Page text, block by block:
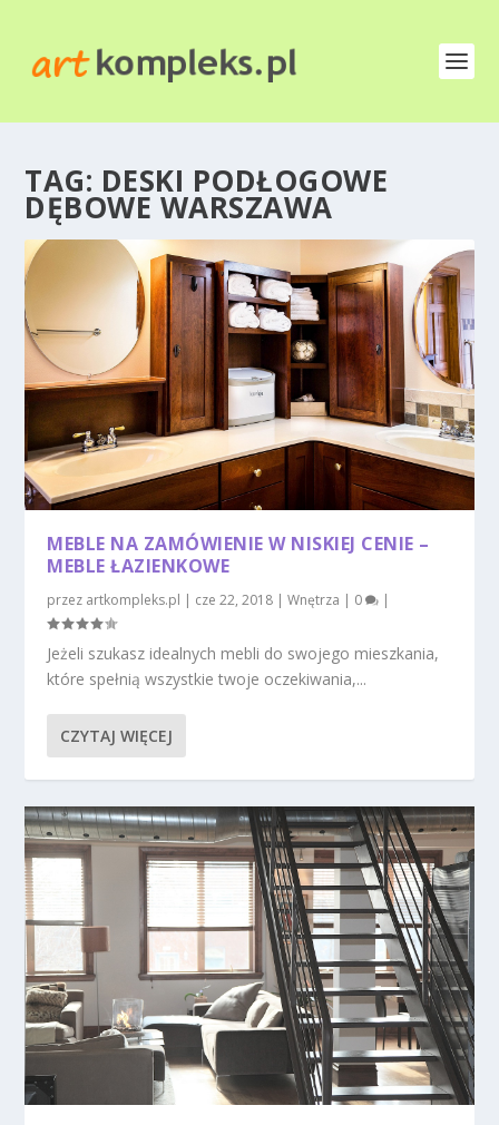
TAG: DESKI PODŁOGOWE
DĘBOWE WARSZAWA
MEBLE NA ZAMÓWIENIE W NISKIEJ CENIE –
MEBLE ŁAZIENKOWE
przez artkompleks.pl | cze 22, 2018 |Wnętrza | 0 |
Jeżeli szukasz idealnych mebli do swojego mieszkania,
które spełnią wszystkie twoje oczekiwania,...
CZYTAJ WIĘCEJ